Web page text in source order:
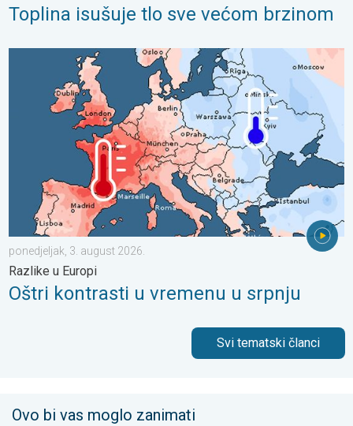
Toplina isušuje tlo sve većom brzinom
Oštri kontrasti u vremenu u srpnju. Razlike u Europi. . .
ponedjeljak, 3. august 2026.
Razlike u Europi
Oštri kontrasti u vremenu u srpnju
Svi tematski članci
Ovo bi vas moglo zanimati